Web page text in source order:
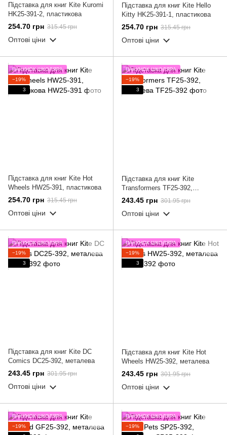
Підставка для книг Kite Kuromi
HK25-391-2, пластикова
254.70 грн 315.45 грн
Оптові ціни
Підставка для книг Kite Hello
Kitty HK25-391-1, пластикова
254.70 грн 315.45 грн
Оптові ціни
ПАКУНОК ШКОЛЯРА
−19%
3
Підставка для книг Kite Hot
Wheels HW25-391, пластикова
254.70 грн 315.45 грн
Оптові ціни
ПАКУНОК ШКОЛЯРА
−19%
3
Підставка для книг Kite
Transformers TF25-392,
металева
243.45 грн 301.95 грн
Оптові ціни
ПАКУНОК ШКОЛЯРА
−19%
3
Підставка для книг Kite DC
Comics DC25-392, металева
243.45 грн 301.95 грн
Оптові ціни
ПАКУНОК ШКОЛЯРА
−19%
3
Підставка для книг Kite Hot
Wheels HW25-392, металева
243.45 грн 301.95 грн
Оптові ціни
ПАКУНОК ШКОЛЯРА
−19%
ПАКУНОК ШКОЛЯРА
−19%